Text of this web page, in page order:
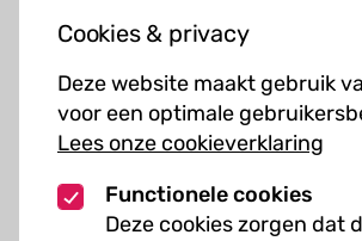
Cookies & privacy
Deze website maakt gebruik
voor een optimale
Lees onze cookieverklaring
Functionele cookies
Deze cookies zorgen dat
Muziekcursussen
Kunst cursussen
Over ons